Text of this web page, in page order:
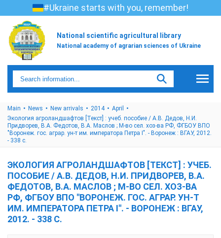
#Ukraine starts with you, remember!
National scientific agricultural library
National academy of agrarian sciences of Ukraine
Main News New arrivals 2014
April
Экология агроландшафтов [Текст] : учеб. пособие / А.В. Дедов, Н.И.
Придворев, В.А. Федотов, В.А. Маслов ; М-во сел. хоз-ва РФ, ФГБОУ ВПО
"Воронеж. гос. аграр. ун-т им. императора Петра I". - Воронеж : ВГАУ, 2012.
- 338 с.
ЭКОЛОГИЯ АГРОЛАНДШАФТОВ [ТЕКСТ] : УЧЕБ.
ПОСОБИЕ / А.В. ДЕДОВ, Н.И. ПРИДВОРЕВ, В.А.
ФЕДОТОВ, В.А. МАСЛОВ ; М-ВО СЕЛ. ХОЗ-ВА
РФ, ФГБОУ ВПО "ВОРОНЕЖ. ГОС. АГРАР. УН-Т
ИМ. ИМПЕРАТОРА ПЕТРА I". - ВОРОНЕЖ : ВГАУ,
2012. - 338 С.